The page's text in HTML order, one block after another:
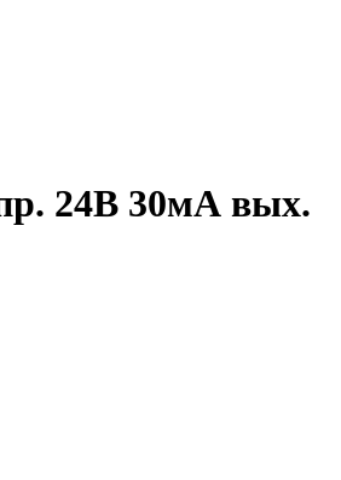
24В 30мА вых.